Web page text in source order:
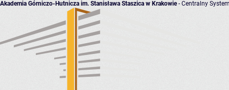
Akademia Górniczo-Hutnicza im. Stanisława Staszica w Krakowie- Centralny